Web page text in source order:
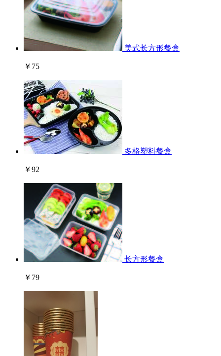
美式长方形餐盒
￥75
多格塑料餐盒
￥92
长方形餐盒
￥79